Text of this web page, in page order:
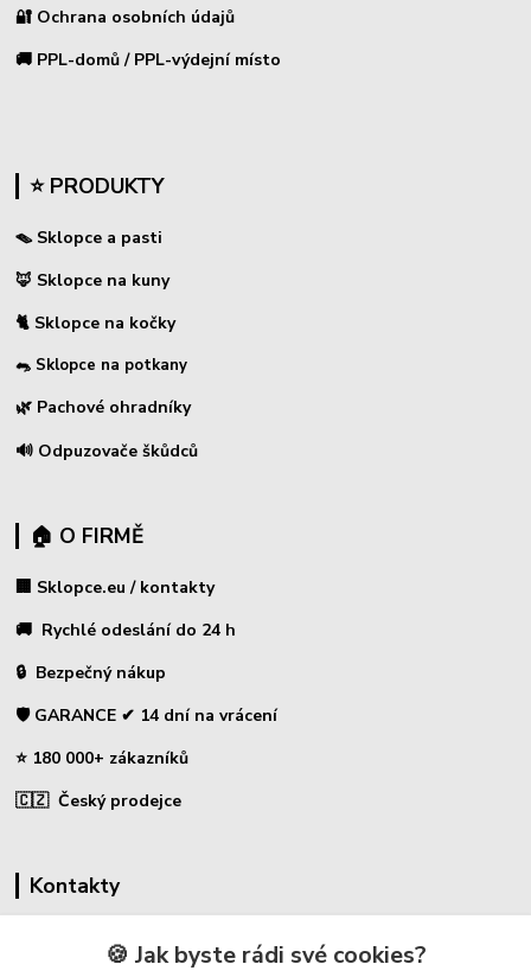
🔐 Ochrana osobních údajů
🚚 PPL-domů / PPL-výdejní místo
⭐ PRODUKTY
🪤 Sklopce a pasti
🦊 Sklopce na kuny
🐈 Sklopce na kočky
🐀 Sklopce na potkany
🌿 Pachové ohradníky
🔊 Odpuzovače škůdců
🏠 O FIRMĚ
🏢 Sklopce.eu / kontakty
🚚 Rychlé odeslání do 24 h
🔒 Bezpečný nákup
🛡️ GARANCE ✔ 14 dní na vrácení
⭐ 180 000+ zákazníků
🇨🇿 Český prodejce
Kontakty
🍪 Jak byste rádi své cookies?